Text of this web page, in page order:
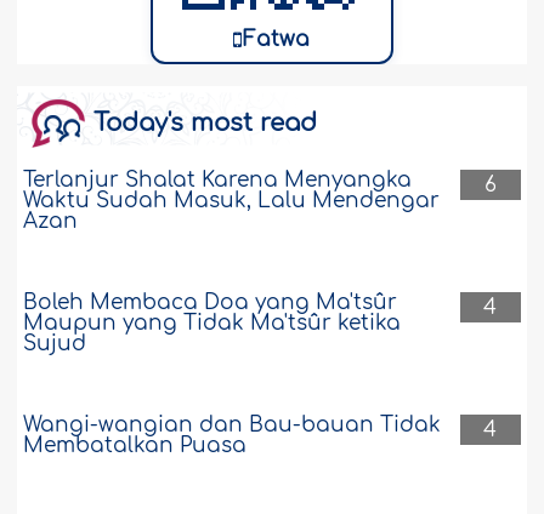
Fatwa
Today's most read
6
Terlanjur Shalat Karena Menyangka
Waktu Sudah Masuk, Lalu Mendengar
Azan
4
Boleh Membaca Doa yang Ma'tsûr
Maupun yang Tidak Ma'tsûr ketika
Sujud
4
Wangi-wangian dan Bau-bauan Tidak
Membatalkan Puasa